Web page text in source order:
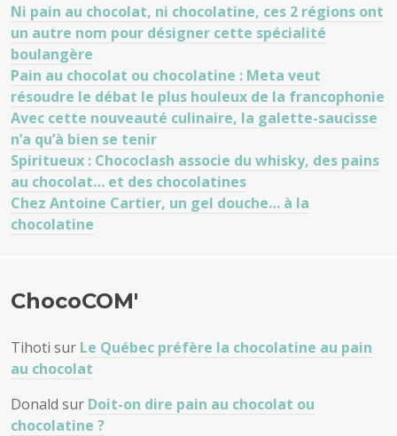
Ni pain au chocolat, ni chocolatine, ces 2 régions ont
un autre nom pour désigner cette spécialité
boulangère
Pain au chocolat ou chocolatine : Meta veut
résoudre le débat le plus houleux de la francophonie
Avec cette nouveauté culinaire, la galette-saucisse
n’a qu’à bien se tenir
Spiritueux : Chococlash associe du whisky, des pains
au chocolat… et des chocolatines
Chez Antoine Cartier, un gel douche… à la
chocolatine
ChocoCOM'
Tihoti sur Le Québec préfère la chocolatine au pain
au chocolat
Donald sur Doit-on dire pain au chocolat ou
chocolatine ?